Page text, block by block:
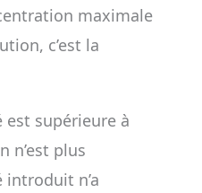
maximale
c’est la
est supérieure à
n’est plus
n’a